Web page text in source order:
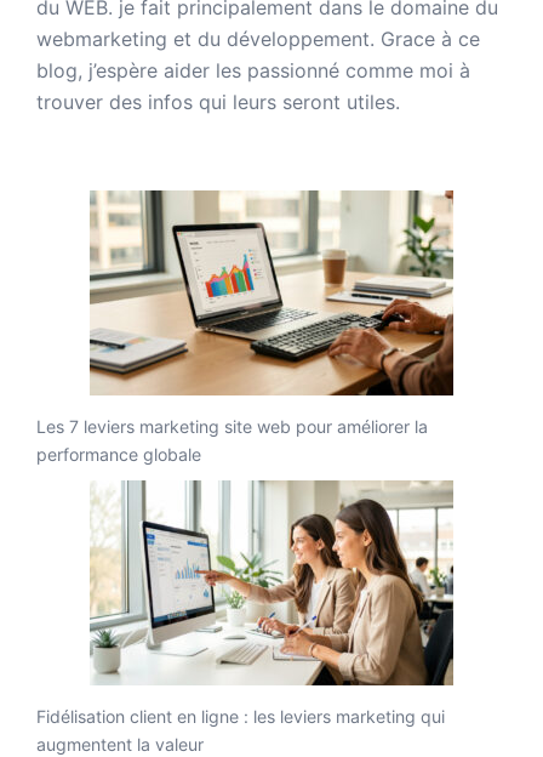
du WEB. je fait principalement dans le domaine du
webmarketing et du développement. Grace à ce
blog, j’espère aider les passionné comme moi à
trouver des infos qui leurs seront utiles.
Les 7 leviers marketing site web pour améliorer la
performance globale
Fidélisation client en ligne : les leviers marketing qui
augmentent la valeur